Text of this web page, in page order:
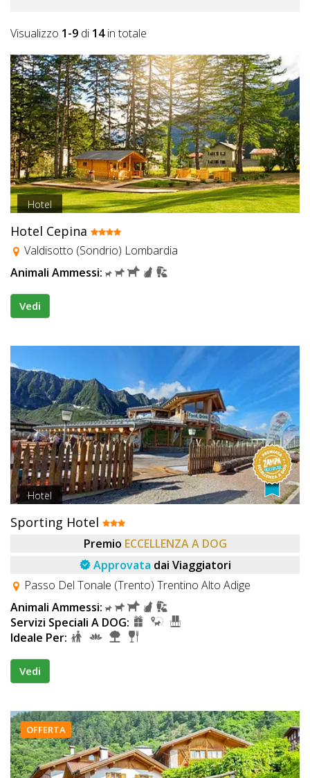
Visualizzo 1-9 di 14in totale
Hotel
Hotel Cepina
Valdisotto (Sondrio) Lombardia
Animali Ammessi:
Vedi
Hotel
Sporting Hotel
Premio ECCELLENZA A DOG
Approvata dai Viaggiatori
Passo Del Tonale (Trento) Trentino Alto Adige
Animali Ammessi:
Servizi Speciali A DOG:
Ideale Per:
Vedi
OFFERTA